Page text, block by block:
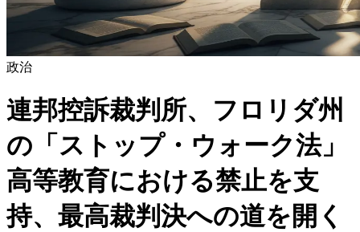
政治
連邦控訴裁判所、フロリダ州
の「ストップ・ウォーク法」
高等教育における禁止を支
持、最高裁判決への道を開く